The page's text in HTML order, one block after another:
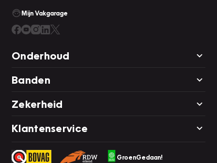
Mijn Vakgarage
Onderhoud
Banden
Zekerheid
Klantenservice
GroenGedaan!